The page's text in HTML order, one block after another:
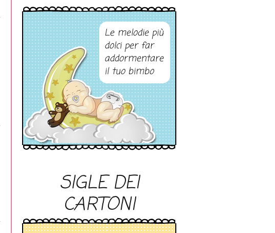
Le melodie più
dolci per far
addormentare
il tuo bimbo
SIGLE DEI
CARTONI